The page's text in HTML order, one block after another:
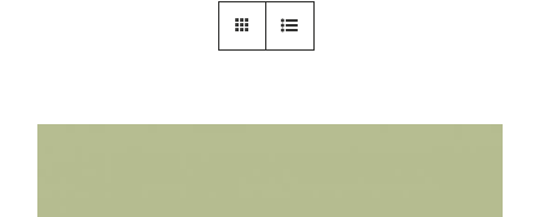
Hofladen